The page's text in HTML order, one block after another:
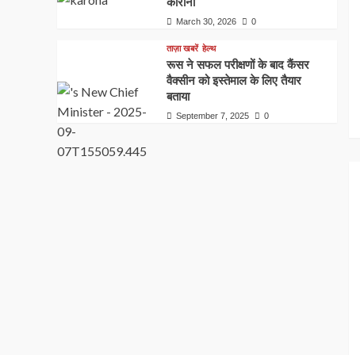
March 30, 2026 0
ताज़ा खबरें हेल्थ
रूस ने सफल परीक्षणों के बाद कैंसर
वैक्सीन को इस्तेमाल के लिए तैयार
बताया
September 7, 2025 0